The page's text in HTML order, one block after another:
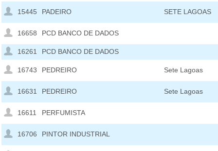
15445 PADEIRO SETE LAGOAS
16658 PCD BANCO DE DADOS
16261 PCD BANCO DE DADOS
16743 PEDREIRO Sete Lagoas
16631 PEDREIRO Sete Lagoas
16611 PERFUMISTA
16706 PINTOR INDUSTRIAL